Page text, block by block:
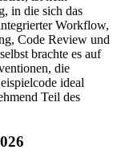
in die sich das
Workflow,
Code Review und
brachte es auf
die
ideal
Teil des